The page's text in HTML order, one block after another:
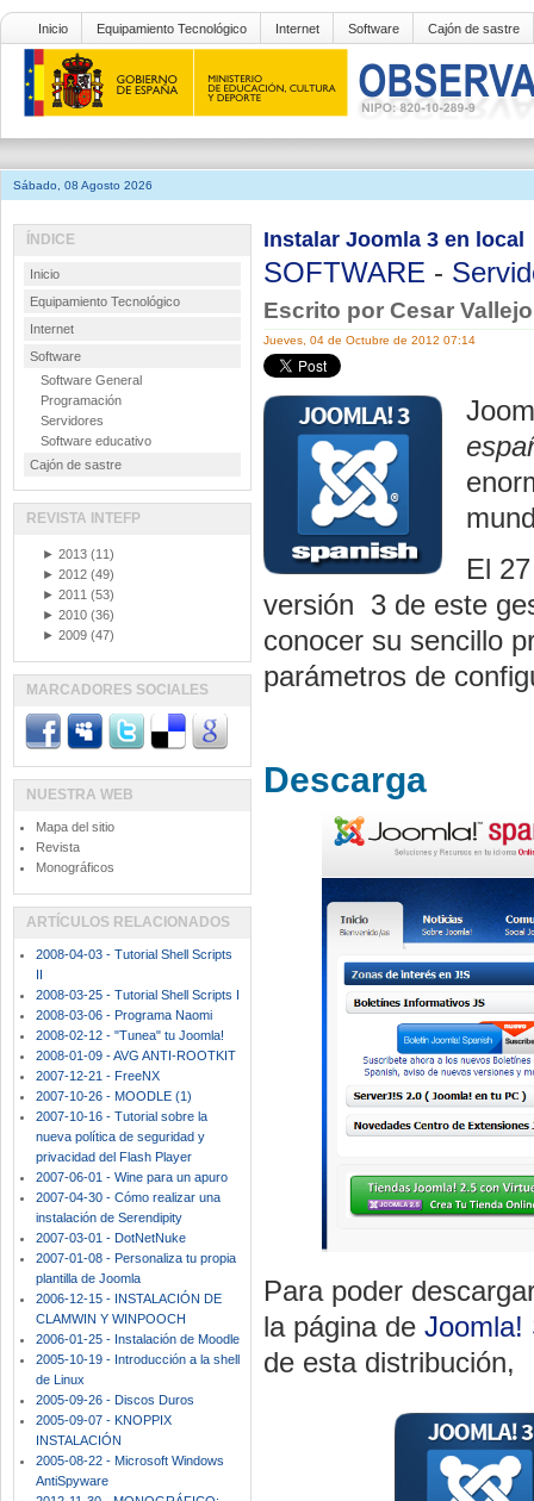
Inicio Equipamiento Tecnológico Internet Software Cajón de sastre
Sábado, 08 Agosto 2026
Instalar Joomla 3 en local
SOFTWARE -
Escrito por Cesar
Jueves, 04 de Octubre de 2012 07:14
El
versión 3 de este
conocer su sencillo
parámetros de
Descarga
Para poder
la página de Joomla!
de esta distribución,
ÍNDICE
Inicio
Equipamiento Tecnológico
Internet
Software
Software General
Programación
Servidores
Software educativo
Cajón de sastre
REVISTA INTEFP
► 2013 (11)
► 2012 (49)
► 2011 (53)
► 2010 (36)
► 2009 (47)
MARCADORES SOCIALES
NUESTRA WEB
Mapa del sitio
Revista
Monográficos
ARTÍCULOS RELACIONADOS
2008-04-03 - Tutorial Shell Scripts
II
2008-03-25 - Tutorial Shell Scripts I
2008-03-06 - Programa Naomi
2008-02-12 - "Tunea" tu Joomla!
2008-01-09 - AVG ANTI-ROOTKIT
2007-12-21 - FreeNX
2007-10-26 - MOODLE (1)
2007-10-16 - Tutorial sobre la
nueva política de seguridad y
privacidad del Flash Player
2007-06-01 - Wine para un apuro
2007-04-30 - Cómo realizar una
instalación de Serendipity
2007-03-01 - DotNetNuke
2007-01-08 - Personaliza tu propia
plantilla de Joomla
2006-12-15 - INSTALACIÓN DE
CLAMWIN Y WINPOOCH
2006-01-25 - Instalación de Moodle
2005-10-19 - Introducción a la shell
de Linux
2005-09-26 - Discos Duros
2005-09-07 - KNOPPIX
INSTALACIÓN
2005-08-22 - Microsoft Windows
AntiSpyware